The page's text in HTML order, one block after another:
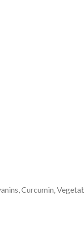
Curcumin,